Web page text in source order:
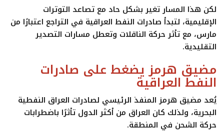
لكن هذا المسار تغير بشكل حاد مع تصاعد التوترات
الإقليمية، لتبدأ صادرات النفط العراقية في التراجع اعتبارًا من
مارس، مع تأثر حركة الناقلات وتعطل مسارات التصدير
التقليدية.
مضيق هرمز يضغط على صادرات
النفط العراقية
يُعد مضيق هرمزالمنفذ الرئيسي لصادرات العراق النفطية
البحرية، ولذلك كان العراق من أكثر الدول تأثرًا باضطرابات
حركة الشحن في المنطقة.